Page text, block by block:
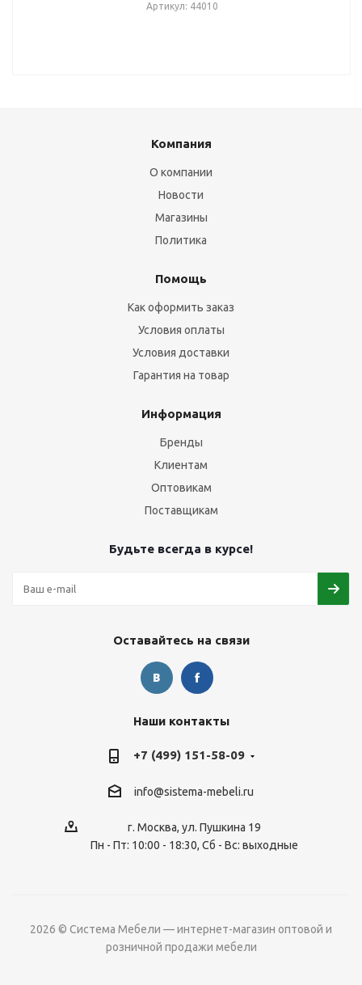
Артикул: 44010
Компания
О компании
Новости
Магазины
Политика
Помощь
Как оформить заказ
Условия оплаты
Условия доставки
Гарантия на товар
Информация
Бренды
Клиентам
Оптовикам
Поставщикам
Будьте всегда в курсе!
Оставайтесь на связи
Наши контакты
+7 (499) 151-58-09
info@sistema-mebeli.ru
г. Москва, ул. Пушкина 19
Пн - Пт: 10:00 - 18:30, Сб - Вс: выходные
2026 © Система Мебели — интернет-магазин оптовой и
розничной продажи мебели